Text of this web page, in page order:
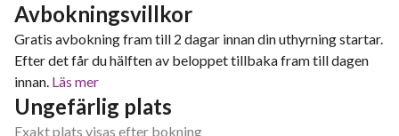
Avbokningsvillkor
Gratis avbokning fram till 2 dagar innan din uthyrning startar.
Efter det får du hälften av beloppet tillbaka fram till dagen
innan. Läs mer
Ungefärlig plats
Exakt plats visas efter bokning